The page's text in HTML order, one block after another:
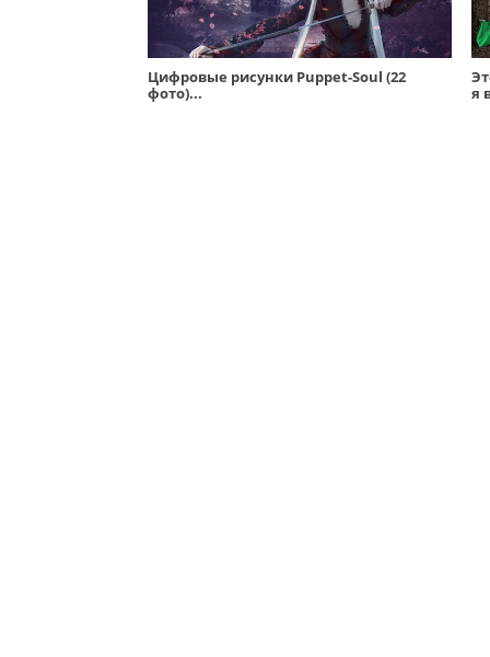
Цифровые рисунки Puppet-Soul (22
фото)...
я